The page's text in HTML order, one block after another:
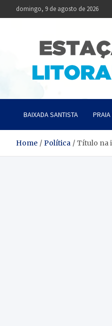
to
domingo, 9 de agosto de 2026
BAIXADA SANTISTA PRAIA
Home Política Título na